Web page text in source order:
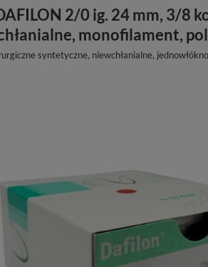
2/0 ig. 24 mm, 3/8
monofilament,
syntetyczne, niewchłanialne,